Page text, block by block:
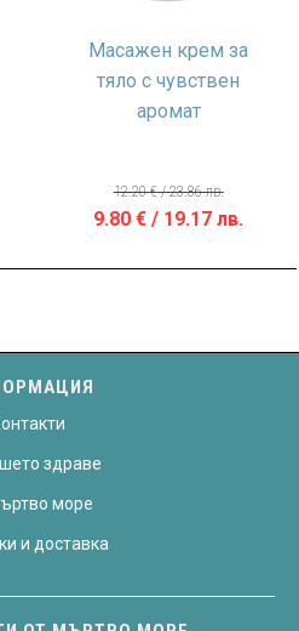
Масажен крем за
тяло с чувствен
аромат
12.20€/ 23.86 лв.
Original
9.80€ / 19.17 лв.
здраве
море
и доставка